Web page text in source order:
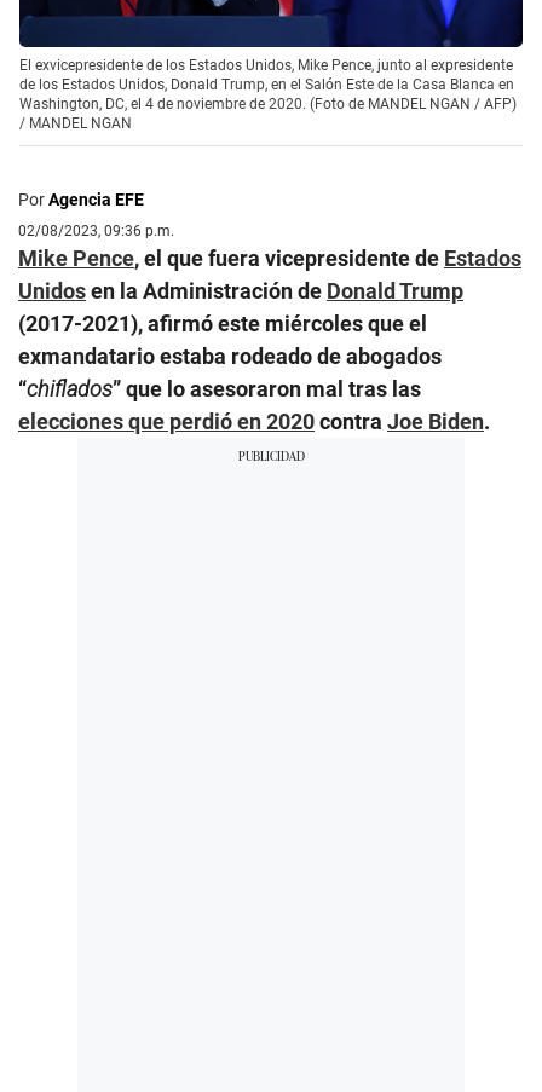
El exvicepresidente de los Estados Unidos, Mike Pence, junto al expresidente
de los Estados Unidos, Donald Trump, en el Salón Este de la Casa Blanca en
Washington, DC, el 4 de noviembre de 2020. (Foto de MANDEL NGAN / AFP)
/ MANDEL NGAN
PorAgencia EFE
02/08/2023, 09:36 p.m.
Mike Pence, el que fuera vicepresidente de Estados
Unidosen la Administración de Donald Trump
(2017-2021), afirmó este miércoles que el
exmandatario estaba rodeado de abogados
“chiflados” que lo asesoraron mal tras las
elecciones que perdió en 2020contra Joe Biden.